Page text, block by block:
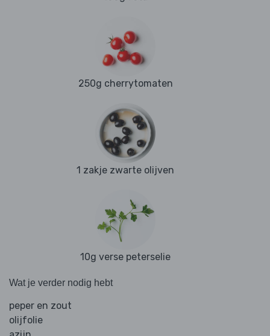
250g cherrytomaten
1 zakje zwarte olijven
10g verse peterselie
Wat je verder nodig hebt
peper en zout
olijfolie